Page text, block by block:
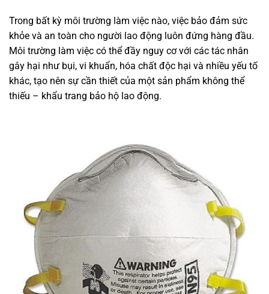
Trong bất kỳ môi trường làm việc nào, việc bảo đảm sức
khỏe và an toàn cho người lao động luôn đứng hàng đầu.
Môi trường làm việc có thể đầy nguy cơ với các tác nhân
gây hại như bụi, vi khuẩn, hóa chất độc hại và nhiều yếu tố
khác, tạo nên sự cần thiết của một sản phẩm không thể
thiếu – khẩu trang bảo hộ lao động.